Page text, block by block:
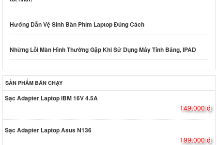
Hướng Dẫn Vệ Sinh Bàn Phím Laptop Đúng Cách
Những Lỗi Màn Hình Thường Gặp Khi Sử Dụng Máy Tính Bảng, IPAD
SẢN PHẨM BÁN CHẠY
Sạc Adapter Laptop IBM 16V 4.5A
149.000 đ
Sạc Adapter Laptop Asus N136
199.000 đ